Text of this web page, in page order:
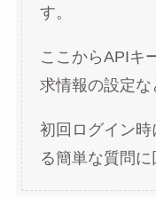
す。
ここからAPIキ
求情報の設定な
初回ログイン
る簡単な質問に